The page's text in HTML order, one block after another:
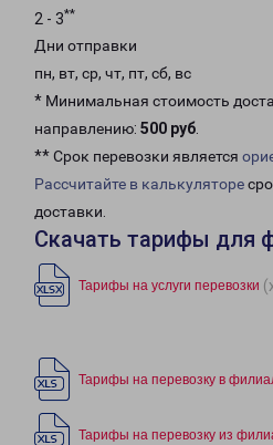
2 - 3**
Дни отправки
пн, вт, ср, чт, пт, сб, вс
* Минимальная стоимость
направлению: 500 руб.
** Срок перевозки является
Рассчитайте в калькуляторе
доставки.
Скачать тарифы для
Тарифы на услуги перевозки
Тарифы на перевозку в
Тарифы на перевозку из